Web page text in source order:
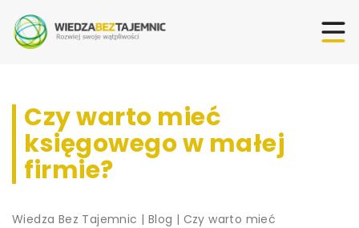
Czy warto mieć
księgowego w małej
firmie?
Wiedza Bez Tajemnic | Blog | Czy warto mieć